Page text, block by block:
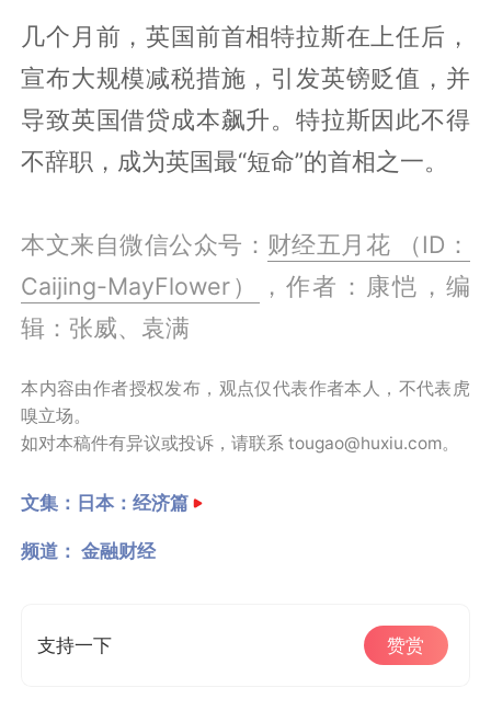
几个月前，英国前首相特拉斯在上任后，
宣布大规模减税措施，引发英镑贬值，并
导致英国借贷成本飙升。特拉斯因此不得
不辞职，成为英国最“短命”的首相之一。
本文来自微信公众号： 财经五月花 （ID：
Caijing-MayFlower）
，作者：康恺，编
辑：张威、袁满
本内容由作者授权发布，观点仅代表作者本人，不代表虎
嗅立场。
如对本稿件有异议或投诉，请联系 tougao@huxiu.com。
文集： 日本：经济篇
频道： 金融财经
支持一下 赞赏